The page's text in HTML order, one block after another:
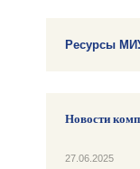
Ресурсы
Новости
27.06.2025